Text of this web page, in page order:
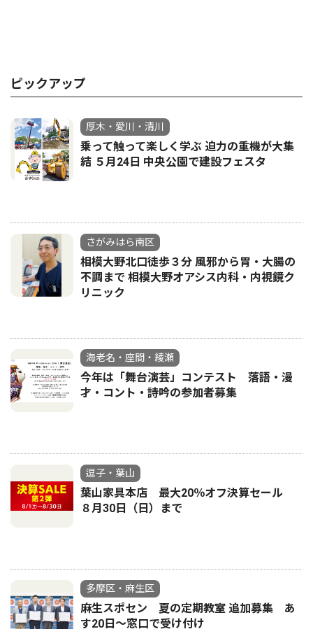
ピックアップ
厚木・愛川・清川
乗って触って楽しく学ぶ 迫力の重機が大集
結 ５月24日 中央公園で建設フェスタ
さがみはら南区
相模大野北口徒歩３分 風邪から胃・大腸の
不調まで 相模大野オアシス内科・内視鏡ク
リニック
海老名・座間・綾瀬
今年は「舞台演芸」コンテスト 落語・漫
才・コント・詩吟の参加者募集
逗子・葉山
葉山家具本店 最大20％オフ決算セール
８月30日（日）まで
多摩区・麻生区
麻生スポセン 夏の定期教室 追加募集 あ
す20日〜窓口で受け付け